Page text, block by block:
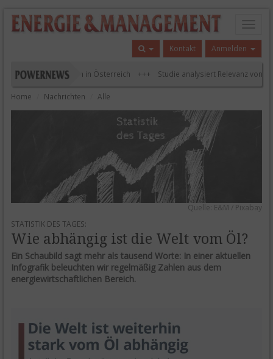
Kontakt Anmelden
Ladesäulen in Österreich Studie analysiert Relevanz von
Home Nachrichten Alle
Quelle: E&M / Pixabay
STATISTIK DES TAGES:
Wie abhängig ist die Welt vom Öl?
Ein Schaubild sagt mehr als tausend Worte: In einer aktuellen
Infografik beleuchten wir regelmäßig Zahlen aus dem
energiewirtschaftlichen Bereich.